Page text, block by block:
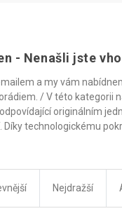
- Nenašli jste
a my vám
/ V této kategorii
originálním
Díky technologickému
Nejdražší